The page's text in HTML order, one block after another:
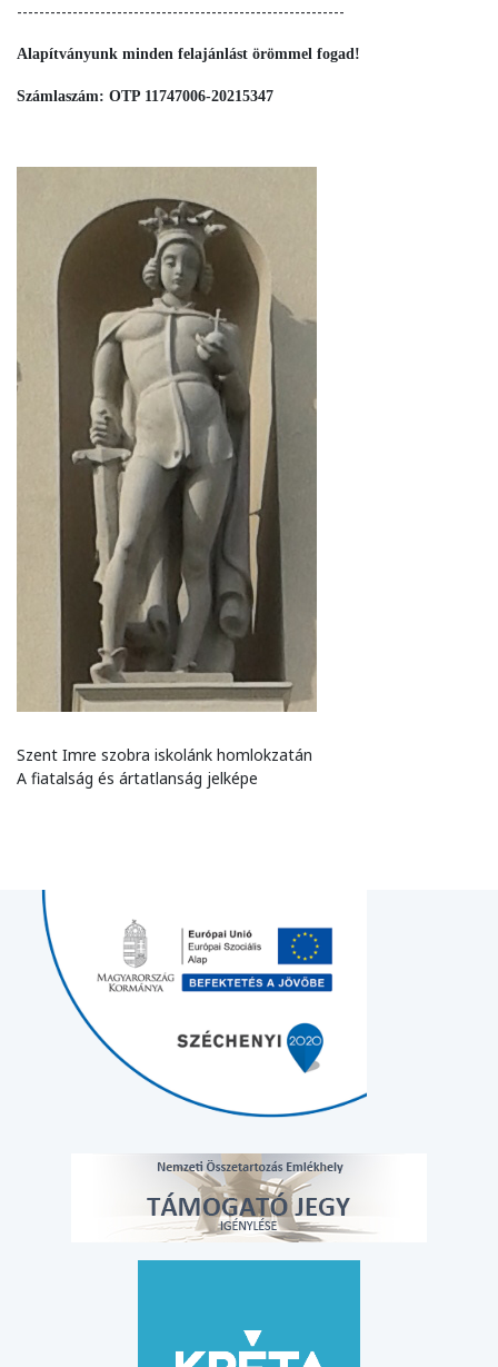
-----------------------------------------------------------
Alapítványunk minden felajánlást örömmel fogad!
Számlaszám: OTP 11747006-20215347
Szent Imre szobra iskolánk homlokzatán
A fiatalság és ártatlanság jelképe